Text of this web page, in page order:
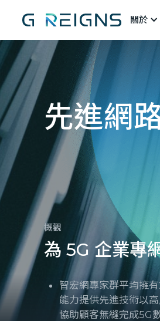
關於
先進網
概觀
為 5G 企業專
智宏網專家群平均擁
能力提供先進技術以
協助顧客無縫完成5G